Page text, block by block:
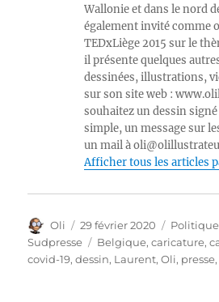
Wallonie et dans le nord
également invité comme
TEDxLiège 2015 sur le
il présente quelques
dessinées, illustrations,
sur son site web :
souhaitez un dessin signé
simple, un message sur
un mail à
Afficher tous les articles
Auteur
Oli
Publié
le
29 février 2020
Sudpresse
Étiquettes
Belgique,caricature,
covid-19,dessin, Laurent,Oli, presse,